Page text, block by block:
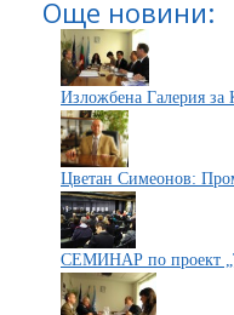
Още новини:
Изложбена Галерия за
Цветан Симеонов:
СЕМИНАР по проект